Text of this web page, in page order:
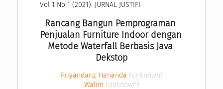
Vol 1 No 1 (2021): JURNAL JUSTIFI
Rancang Bangun Pemprograman
Penjualan Furniture Indoor dengan
Metode Waterfall Berbasis Java
Dekstop
Priyandaru, Hananda (Unknown)
Walim (Unknown)